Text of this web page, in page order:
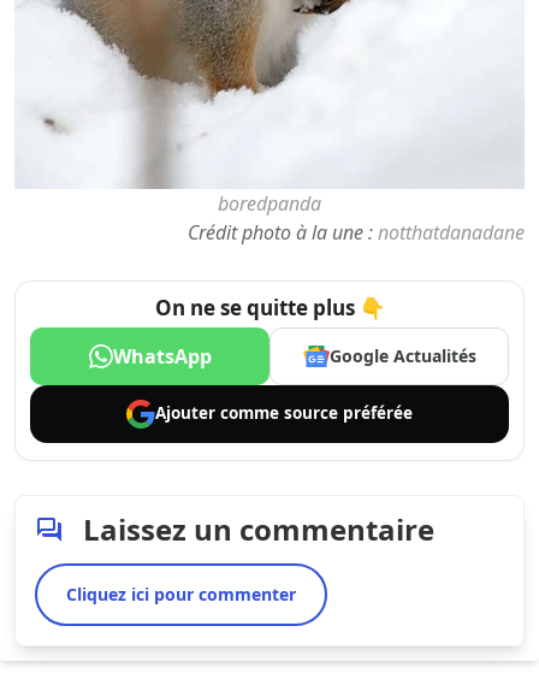
boredpanda
Crédit photo à la une :notthatdanadane
On ne se quitte plus 👇
WhatsApp Google Actualités
Ajouter comme source préférée
Laissez un commentaire
Cliquez ici pour commenter